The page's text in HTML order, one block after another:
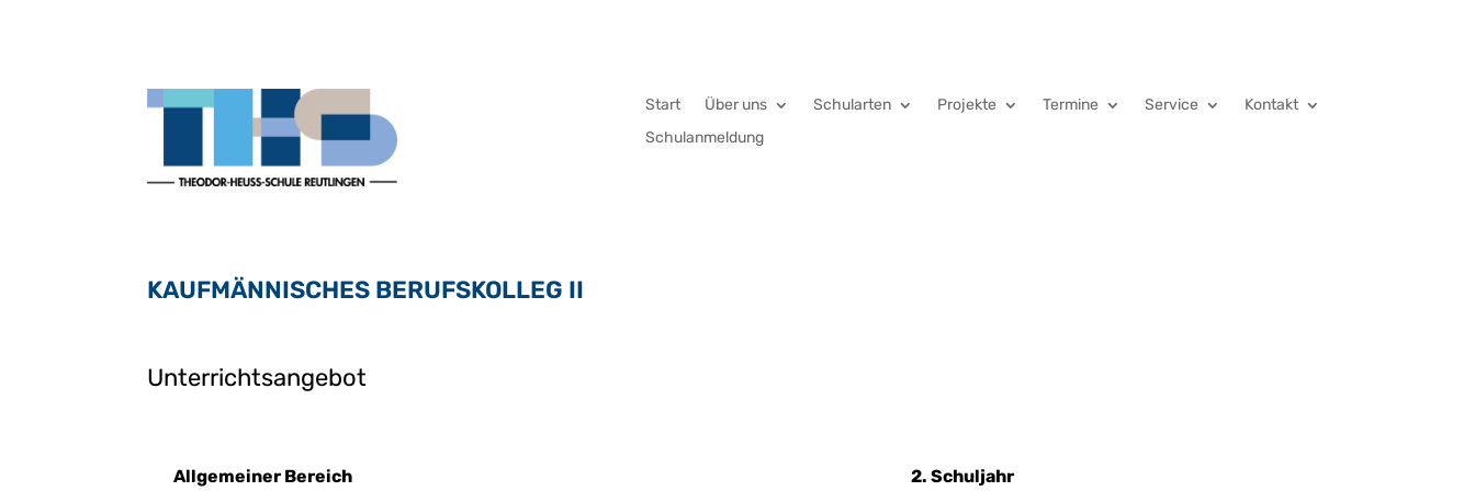
Start Über uns Schularten Projekte Termine Service
Kontakt
Schulanmeldung
KAUFMÄNNISCHES BERUFSKOLLEG II
Unterrichtsangebot
Allgemeiner Bereich 2. Schuljahr